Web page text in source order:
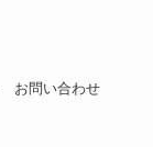
お問い合わせ